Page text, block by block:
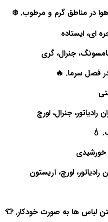
در مناطق گرم و مرطوب. ❄️
ای، ایستاده
جنرال، گری
فصل سرما. 🔥
جنرال، لورچ
💧
خورشیدی
لورچ، آریستون
لباس ها به صورت خودکار. 👕